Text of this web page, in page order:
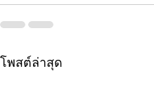
โพสต์ล่าสุด